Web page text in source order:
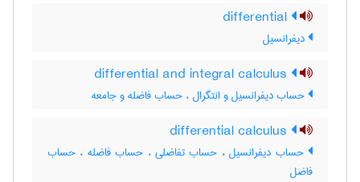
دیفرانسیل
حساب دیفرانسیل و انتگرال ، حساب فاضله و جامعه
حساب دیفرانسیل ، حساب تفاضلی ، حساب فاضله ، حساب
فاضل